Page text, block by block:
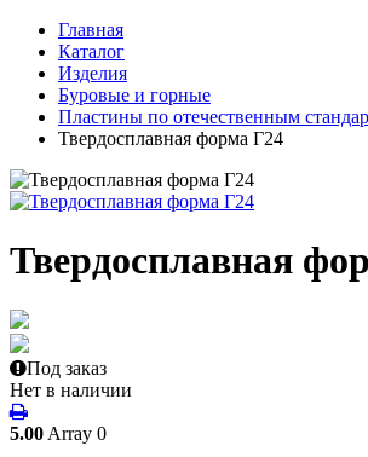
Главная
Каталог
Изделия
Буровые и горные
Пластины по отечественным
Твердосплавная форма Г24
Твердосплавная
Под заказ
Нет в наличии
5.00 Array 0